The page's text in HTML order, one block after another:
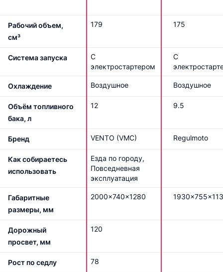
Рабочий объем,
см³
179 175
Система запуска
С
электростартером
С
Охлаждение Воздушное Воздушное
Объём топливного
бака, л
12 9.5
Бренд VENTO (VMC) Regulmoto
Как собираетесь
использовать
Езда по городу,
Повседневная
эксплуатация
Габаритные
размеры, мм
2000x740x1280
Дорожный
просвет, мм
120
Рост по седлу 78